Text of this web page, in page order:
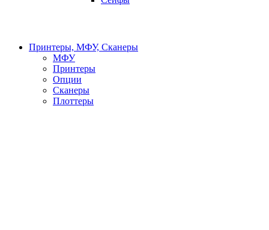
Принтеры, МФУ, Сканеры
МФУ
Принтеры
Опции
Сканеры
Плоттеры